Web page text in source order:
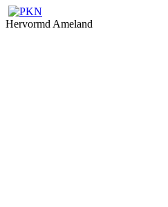
Hervormd Ameland